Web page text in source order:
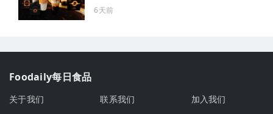
6天前
Foodaily每日食品
关于我们 联系我们
加入我们